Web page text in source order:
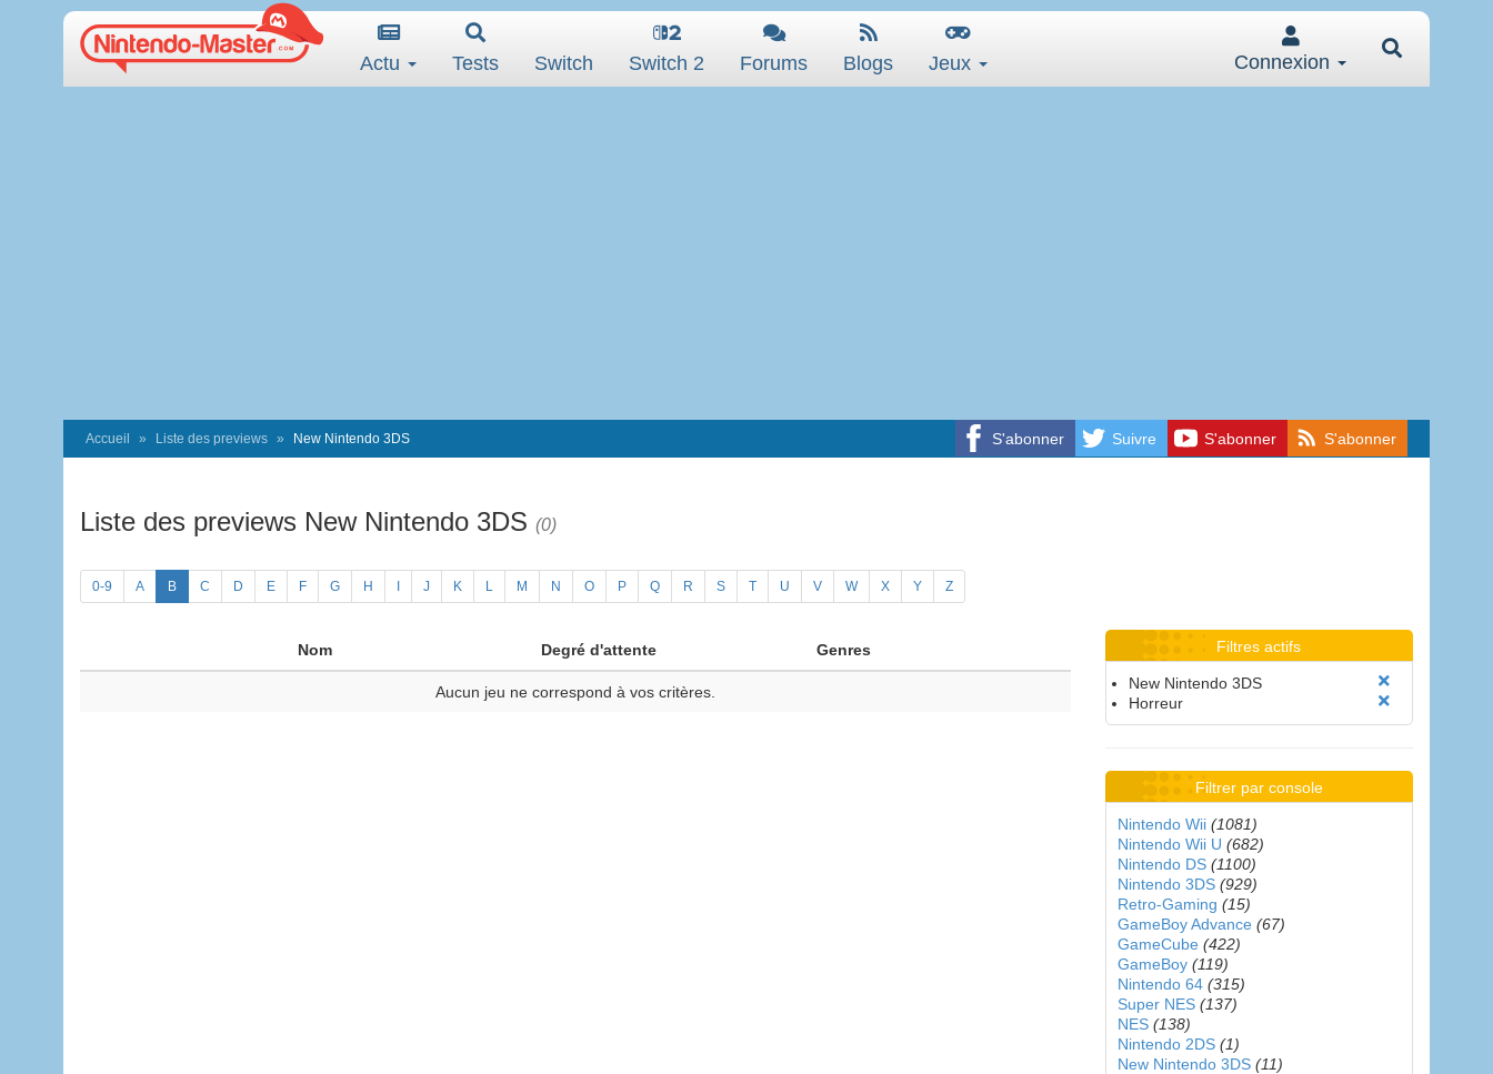
Actu Tests Switch Switch 2 Forums Blogs Jeux Connexion
S'abonner Suivre S'abonner S'abonner
Accueil Liste des previews New Nintendo 3DS
Liste des previews New Nintendo 3DS (0)
0-9 A B C D E F G H J K L M N O P Q R S T U V W X Y Z
Nom Degré d'attente Genres
Aucun jeu ne correspond à vos critères.
Filtres actifs
New Nintendo 3DS
Horreur
Filtrer par console
Nintendo Wii (1081)
Nintendo Wii U (682)
Nintendo DS (1100)
Nintendo 3DS (929)
Retro-Gaming (15)
GameBoy Advance (67)
GameCube (422)
GameBoy (119)
Nintendo 64 (315)
Super NES (137)
NES (138)
Nintendo 2DS (1)
New Nintendo 3DS (11)